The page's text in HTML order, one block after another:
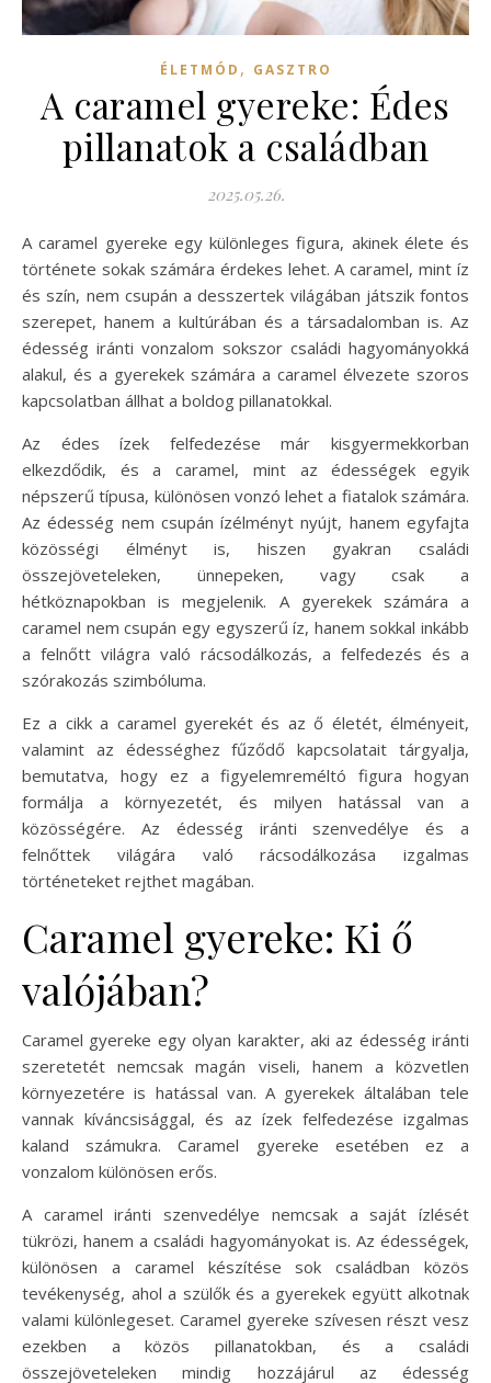
ÉLETMÓD , GASZTRO
A caramel gyereke: Édes
pillanatok a családban
2025.05.26.
A caramel gyereke egy különleges figura, akinek élete és
története sokak számára érdekes lehet. A caramel, mint íz
és szín, nem csupán a desszertek világában játszik fontos
szerepet, hanem a kultúrában és a társadalomban is. Az
édesség iránti vonzalom sokszor családi hagyományokká
alakul, és a gyerekek számára a caramel élvezete szoros
kapcsolatban állhat a boldog pillanatokkal.
Az édes ízek felfedezése már kisgyermekkorban
elkezdődik, és a caramel, mint az édességek egyik
népszerű típusa, különösen vonzó lehet a fiatalok számára.
Az édesség nem csupán ízélményt nyújt, hanem egyfajta
közösségi élményt is, hiszen gyakran családi
összejöveteleken, ünnepeken, vagy csak a
hétköznapokban is megjelenik. A gyerekek számára a
caramel nem csupán egy egyszerű íz, hanem sokkal inkább
a felnőtt világra való rácsodálkozás, a felfedezés és a
szórakozás szimbóluma.
Ez a cikk a caramel gyerekét és az ő életét, élményeit,
valamint az édességhez fűződő kapcsolatait tárgyalja,
bemutatva, hogy ez a figyelemreméltó figura hogyan
formálja a környezetét, és milyen hatással van a
közösségére. Az édesség iránti szenvedélye és a
felnőttek világára való rácsodálkozása izgalmas
történeteket rejthet magában.
Caramel gyereke: Ki ő
valójában?
Caramel gyereke egy olyan karakter, aki az édesség iránti
szeretetét nemcsak magán viseli, hanem a közvetlen
környezetére is hatással van. A gyerekek általában tele
vannak kíváncsisággal, és az ízek felfedezése izgalmas
kaland számukra. Caramel gyereke esetében ez a
vonzalom különösen erős.
A caramel iránti szenvedélye nemcsak a saját ízlését
tükrözi, hanem a családi hagyományokat is. Az édességek,
különösen a caramel készítése sok családban közös
tevékenység, ahol a szülők és a gyerekek együtt alkotnak
valami különlegeset. Caramel gyereke szívesen részt vesz
ezekben a közös pillanatokban, és a családi
összejöveteleken mindig hozzájárul az édesség